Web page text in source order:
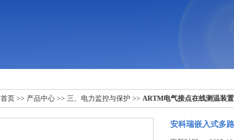
首页 >> 产品中心 >> 三、电力监控与保护 >> ARTM电气接点在线测温装置
安科瑞嵌入式多